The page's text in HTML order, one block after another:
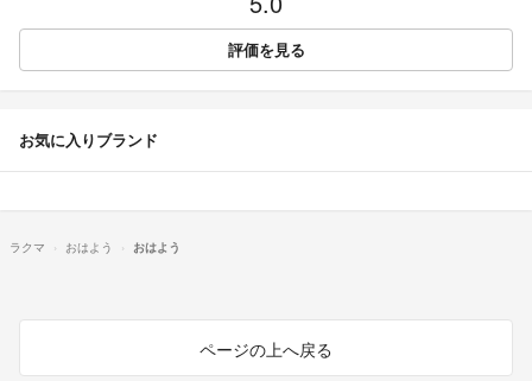
評価を見る
お気に入りブランド
ラクマ おはよう おはよう
ページの上へ戻る